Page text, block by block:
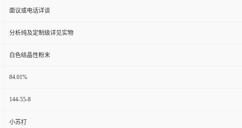
面议或电话详谈
分析纯及定制级详见实物
白色结晶性粉末
84.01%
144-55-8
小苏打